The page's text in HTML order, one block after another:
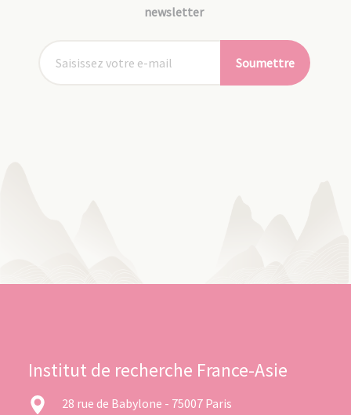
newsletter
Soumettre
Institut de recherche France-Asie
28 rue de Babylone - 75007 Paris